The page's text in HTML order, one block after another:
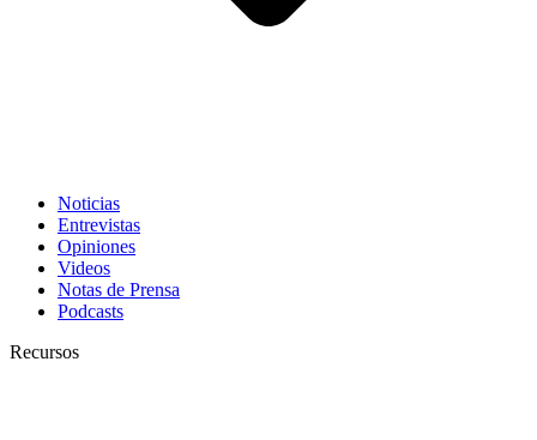
Noticias
Entrevistas
Opiniones
Videos
Notas de Prensa
Podcasts
Recursos